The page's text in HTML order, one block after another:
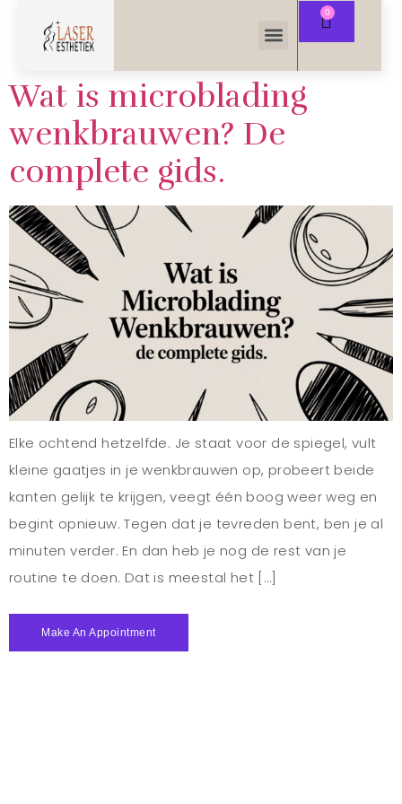
Wat is microblading
wenkbrauwen? De
complete gids.
Elke ochtend hetzelfde. Je staat voor de spiegel, vult
kleine gaatjes in je wenkbrauwen op, probeert beide
kanten gelijk te krijgen, veegt één boog weer weg en
begint opnieuw. Tegen dat je tevreden bent, ben je al
minuten verder. En dan heb je nog de rest van je
routine te doen. Dat is meestal het […]
Make An Appointment